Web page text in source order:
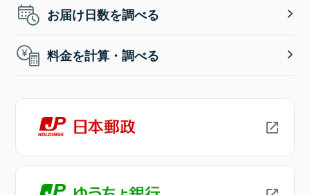
お届け日数を調べる
料金を計算・調べる